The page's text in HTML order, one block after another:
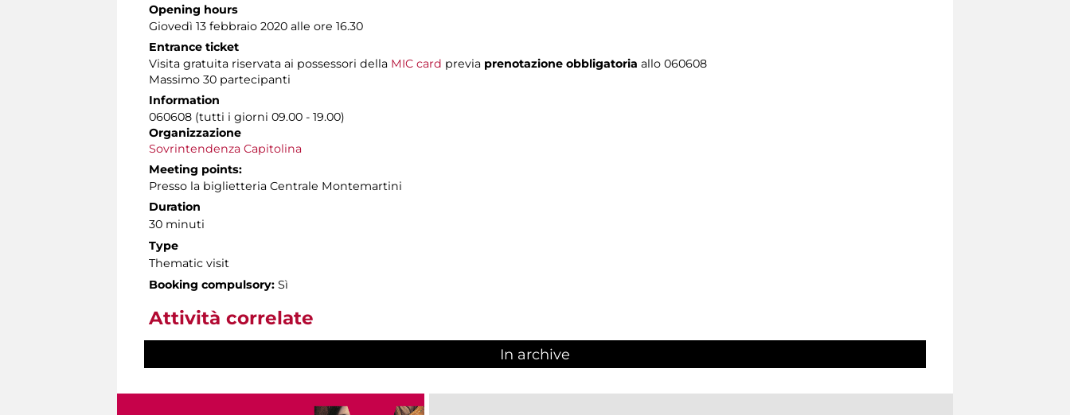
Opening hours
Giovedì 13 febbraio 2020 alle ore 16.30
Entrance ticket
Visita gratuita riservata ai possessori della MIC card previa prenotazione obbligatoria allo 060608
Massimo 30 partecipanti
Information
060608 (tutti i giorni 09.00 - 19.00)
Organizzazione
Sovrintendenza Capitolina
Meeting points:
Presso la biglietteria Centrale Montemartini
Duration
30 minuti
Type
Thematic visit
Booking compulsory: Sì
Attività correlate
In archive